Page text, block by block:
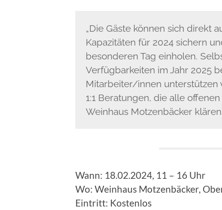
„Die Gäste können sich direkt
Kapazitäten für 2024 sichern
besonderen Tag einholen.
Verfügbarkeiten im Jahr 2025
Mitarbeiter/innen unterstützen
1:1 Beratungen, die alle
Weinhaus Motzenbäcker
Wann: 18.02.2024, 11 – 16 Uhr
Wo: Weinhaus Motzenbäcker,
Eintritt: Kostenlos